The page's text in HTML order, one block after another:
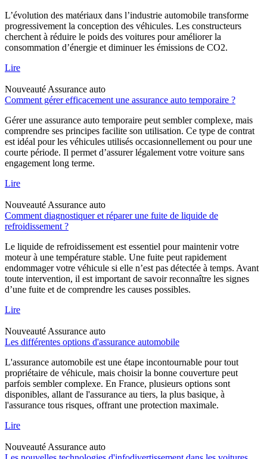
L’évolution des matériaux dans l’industrie automobile transforme
progressivement la conception des véhicules. Les constructeurs
cherchent à réduire le poids des voitures pour améliorer la
consommation d’énergie et diminuer les émissions de CO2.
Lire
Nouveauté Assurance auto
Comment gérer efficacement une assurance auto temporaire ?
Gérer une assurance auto temporaire peut sembler complexe, mais
comprendre ses principes facilite son utilisation. Ce type de contrat
est idéal pour les véhicules utilisés occasionnellement ou pour une
courte période. Il permet d’assurer légalement votre voiture sans
engagement long terme.
Lire
Nouveauté Assurance auto
Comment diagnostiquer et réparer une fuite de liquide de
refroidissement ?
Le liquide de refroidissement est essentiel pour maintenir votre
moteur à une température stable. Une fuite peut rapidement
endommager votre véhicule si elle n’est pas détectée à temps. Avant
toute intervention, il est important de savoir reconnaître les signes
d’une fuite et de comprendre les causes possibles.
Lire
Nouveauté Assurance auto
Les différentes options d'assurance automobile
L'assurance automobile est une étape incontournable pour tout
propriétaire de véhicule, mais choisir la bonne couverture peut
parfois sembler complexe. En France, plusieurs options sont
disponibles, allant de l'assurance au tiers, la plus basique, à
l'assurance tous risques, offrant une protection maximale.
Lire
Nouveauté Assurance auto